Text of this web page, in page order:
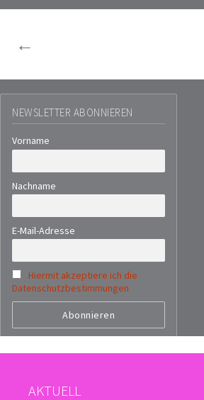
BEITRAGSNAVIGATION
←
NEWSLETTER ABONNIEREN
Vorname
Nachname
E-Mail-Adresse
Hiermit akzeptiere ich die
Datenschutzbestimmungen
AKTUELL